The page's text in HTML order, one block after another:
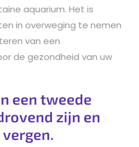
aquarium. Het is
in overweging te nemen
van een
de gezondheid van uw
een tweede
zijn en